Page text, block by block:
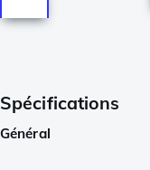
Spécifications
Général